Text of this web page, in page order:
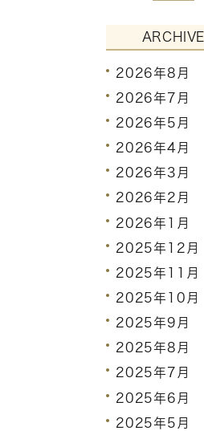
ARCHIVE
2026年8月
2026年7月
2026年5月
2026年4月
2026年3月
2026年2月
2026年1月
2025年12月
2025年11月
2025年10月
2025年9月
2025年8月
2025年7月
2025年6月
2025年5月